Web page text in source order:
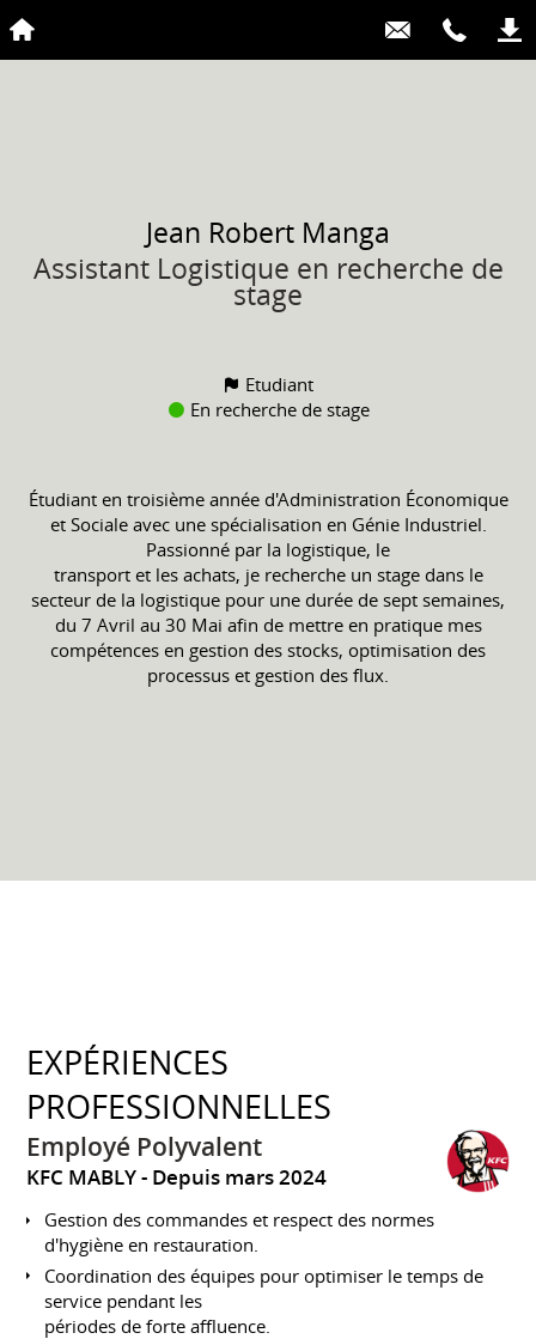
Jean Robert Manga
Assistant Logistique en recherche de
stage
Etudiant
En recherche de stage
Étudiant en troisième année d'Administration Économique
et Sociale avec une spécialisation en Génie Industriel.
Passionné par la logistique, le
transport et les achats, je recherche un stage dans le
secteur de la logistique pour une durée de sept semaines,
du 7 Avril au 30 Mai afin de mettre en pratique mes
compétences en gestion des stocks, optimisation des
processus et gestion des flux.
EXPÉRIENCES
PROFESSIONNELLES
Employé Polyvalent
KFC MABLY Depuis mars 2024
Gestion des commandes et respect des normes
d'hygiène en restauration.
Coordination des équipes pour optimiser le temps de
service pendant les
périodes de forte affluence.